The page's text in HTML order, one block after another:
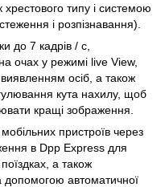
типу і системою
і розпізнавання).
до 7 кадрів / с,
очах у режимі live View,
осіб, а також
кута нахилу, щоб
кращі зображення.
пристроїв через
в Dpp Express для
а також
допомогою автоматичної